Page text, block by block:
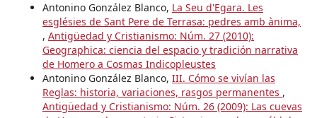
Antonino González Blanco, La Seu d'Egara. Les
esglésies de Sant Pere de Terrasa: pedres amb ànima,
, Antigüedad y Cristianismo: Núm. 27 (2010):
Geographica: ciencia del espacio y tradición narrativa
de Homero a Cosmas Indicopleustes
Antonino González Blanco, III. Cómo se vivían las
Reglas: historia, variaciones, rasgos permanentes ,
Antigüedad y Cristianismo: Núm. 26 (2009): Las cuevas